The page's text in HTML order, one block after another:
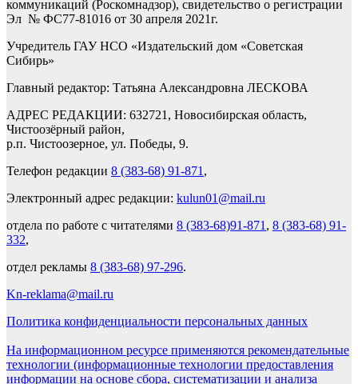
коммуникаций (Роскомнадзор), свидетельство о регистрации
Эл № ФС77-81016 от 30 апреля 2021г.
Учредитель ГАУ НСО «Издательский дом «Советская
Сибирь»
Главный редактор: Татьяна Александровна ЛЕСКОВА
АДРЕС РЕДАКЦИИ: 632721, Новосибирская область,
Чистоозёрный район,
р.п. Чистоозерное, ул. Победы, 9.
Телефон редакции 8 (383-68) 91-871 ,
Электронный адрес редакции: kulun01@mail.ru
отдела по работе с читателями 8 (383-68)91-871 , 8 (383-68) 91-
332,
отдел рекламы 8 (383-68) 97-296.
Kn-reklama@mail.ru
Политика конфиденциальности персональных данных
На информационном ресурсе применяются рекомендательные
технологии (информационные технологии предоставления
информации на основе сбора, систематизации и анализа